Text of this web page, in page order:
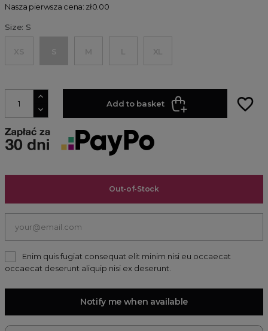
Nasza pierwsza cena: zł0.00
Size: S
XS S M L XL
Add to basket favorite_border
Out-of-Stock
Enim quis fugiat consequat elit minim nisi eu occaecat
occaecat deserunt aliquip nisi ex deserunt.
Notify me when available